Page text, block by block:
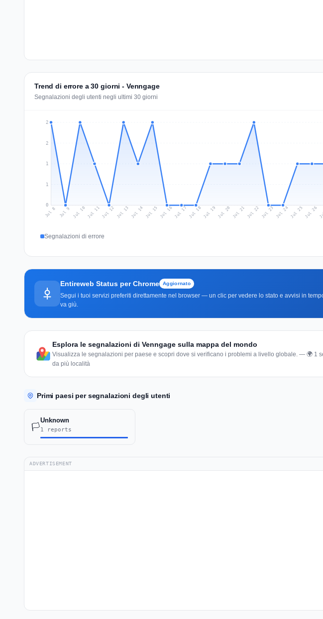
Trend di errore a 30 giorni - Venngage
Segnalazioni degli utenti negli ultimi 30 giorni
0
1
1
2
2
Jul 8 Jul 9 Jul 10 Jul 11Jul 12 Jul 13 Jul 14 Jul 15 Jul 16Jul 17 Jul 18Jul 19 Jul 20 Jul 21 Jul 22 Jul 23 Jul 24Jul 25 Jul 26
Segnalazioni di errore
Entireweb Status per Chrome Aggiornato
Segui i tuoi servizi preferiti direttamente nel browser — un clic per vedere lo stato e avvisi in
va giù.
Esplora le segnalazioni di Venngage sulla mappa del mondo
Visualizza le segnalazioni per paese e scopri dove si verificano i problemi a livello globale. — 🌍 1
da più località
Primi paesi per segnalazioni degli utenti
🏳️
Unknown
1 reports
ADVERTISEMENT